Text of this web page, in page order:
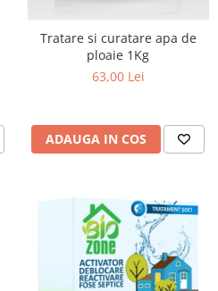
Tratare si curatare apa de
ploaie 1Kg
63,00 Lei
ADAUGA IN COS